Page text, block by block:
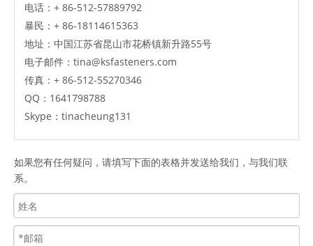
电话：+ 86-512-57889792
暴民： + 86-18114615363
地址：中国江苏省昆山市花桥镇新升路55号
电子邮件： tina@ksfasteners.com
传真： + 86-512-55270346
QQ： 1641798788
Skype： tinacheung131
如果您有任何疑问，请填写下面的表格并发送给我们，与我们联
系。